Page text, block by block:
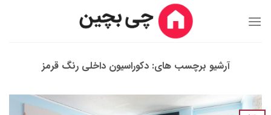
آرشیو برچسب های:دکوراسیون داخلی رنگ قرمز